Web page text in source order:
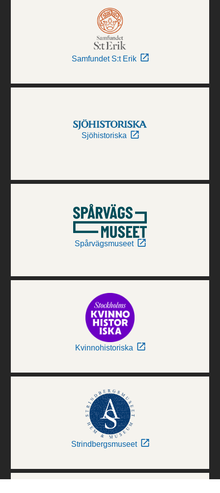
Samfundet S:t Erik
Sjöhistoriska
Spårvägsmuseet
Kvinnohistoriska
Strindbergsmuseet